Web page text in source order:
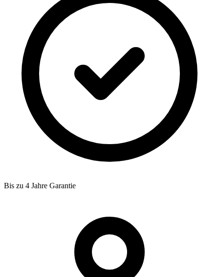
Bis zu 4 Jahre Garantie